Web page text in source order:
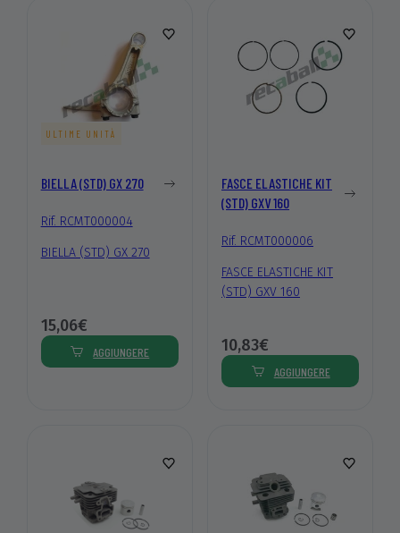
ULTIME UNITÀ
BIELLA (STD) GX 270
Rif. RCMT000004
BIELLA (STD) GX 270
15,06€
AGGIUNGERE
FASCE ELASTICHE KIT
(STD) GXV 160
Rif. RCMT000006
FASCE ELASTICHE KIT
(STD) GXV 160
10,83€
AGGIUNGERE